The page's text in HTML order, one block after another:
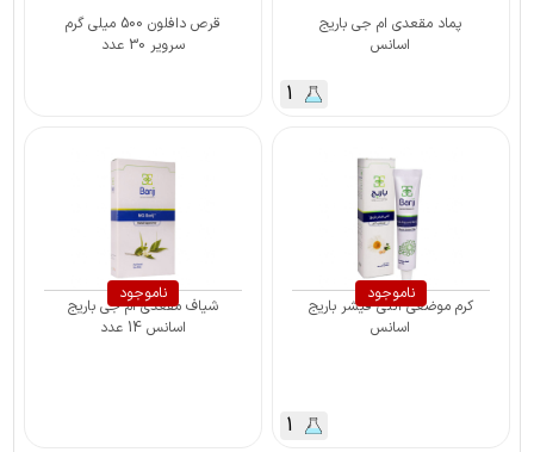
پماد مقعدی ام جی باریج
اسانس
1
قرص دافلون 500 میلی گرم
سرویر 30 عدد
ناموجود
کرم موضعی آنتی ‎فیشر باریج
اسانس
1
ناموجود
شیاف مقعدی ام جی باریج
اسانس 14 عدد